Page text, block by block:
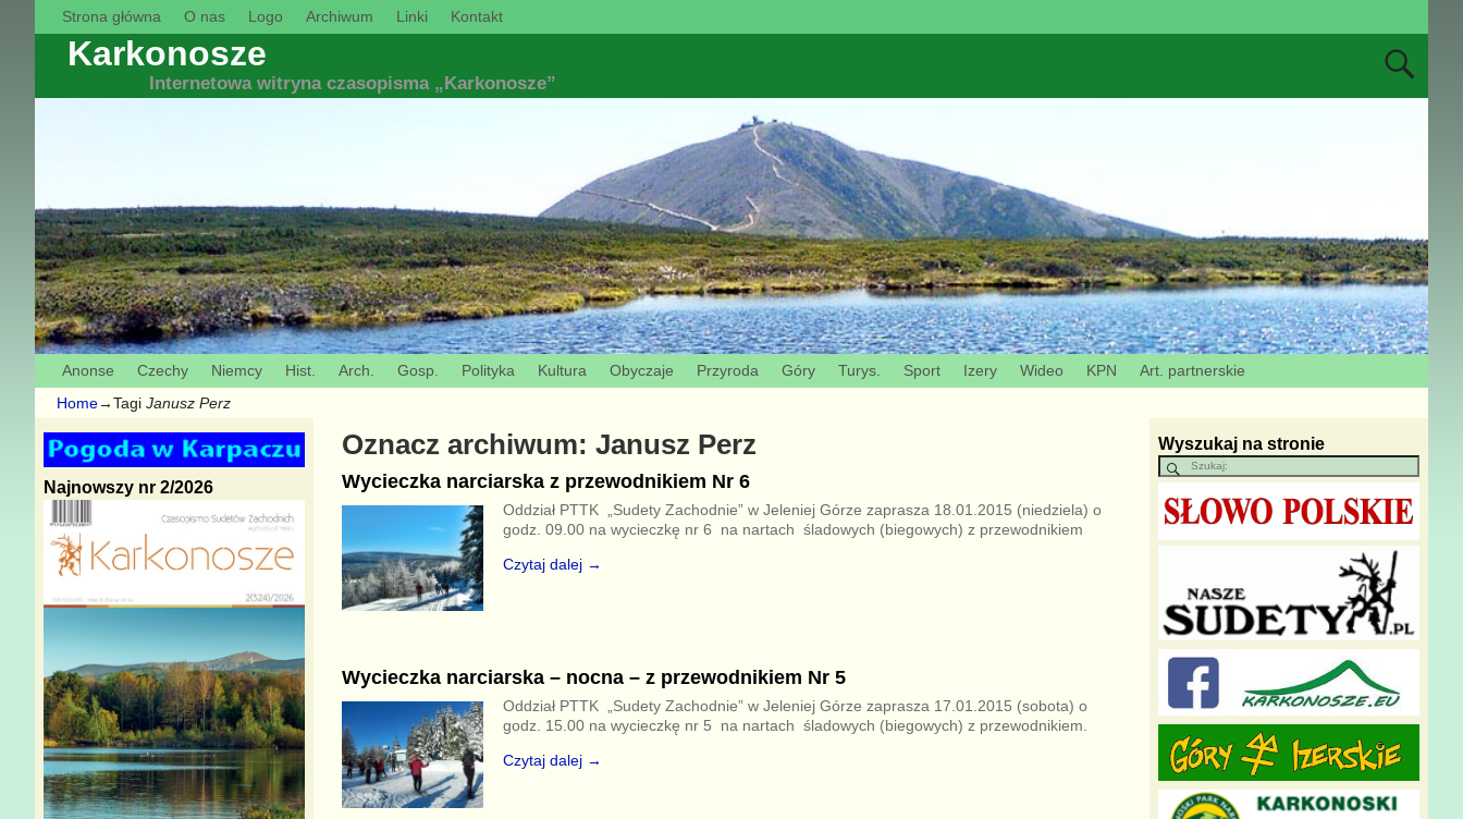
Strona główna O nas Logo Archiwum Linki Kontakt
Karkonosze
Internetowa witryna czasopisma „Karkonosze”
Anonse Czechy Niemcy Hist. Arch. Gosp. Polityka Kultura Obyczaje Przyroda Góry Turys. Sport Izery Wideo KPN
Art. partnerskie
Home→Tagi Janusz Perz
Oznacz archiwum: Janusz Perz
Wycieczka narciarska z przewodnikiem Nr 6
Oddział PTTK „Sudety Zachodnie” w Jeleniej Górze zaprasza 18.01.2015 (niedziela) o
godz. 09.00 na wycieczkę nr 6 na nartach śladowych (biegowych) z przewodnikiem
Czytaj dalej →
Wycieczka narciarska – nocna – z przewodnikiem Nr 5
Oddział PTTK „Sudety Zachodnie” w Jeleniej Górze zaprasza 17.01.2015 (sobota) o
godz. 15.00 na wycieczkę nr 5 na nartach śladowych (biegowych) z przewodnikiem.
Czytaj dalej →
Najnowszy nr 2/2026
Wyszukaj na stronie